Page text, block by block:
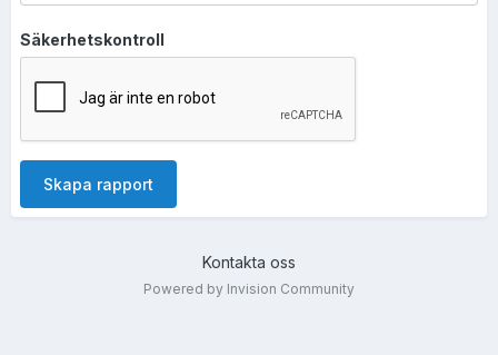
Säkerhetskontroll
Skapa rapport
Kontakta oss
Powered by Invision Community